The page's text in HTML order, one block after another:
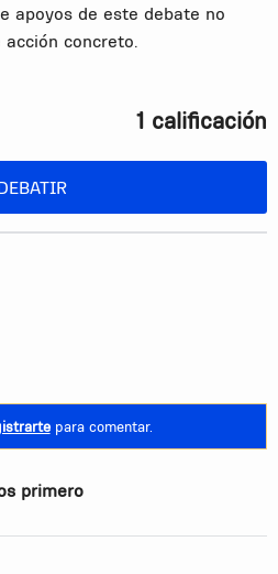
apoyos de este debate no
concreto.
de acuerdo
1 calificación
para comentar.
primero